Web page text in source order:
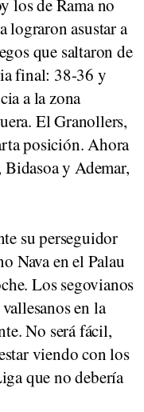
los de Rama no
lograron asustar a
que saltaron de
final: 38-36 y
a la zona
El Granollers,
posición. Ahora
y Ademar,
su perseguidor
Nava en el Palau
Los segovianos
en la
No será fácil,
viendo con los
que no debería